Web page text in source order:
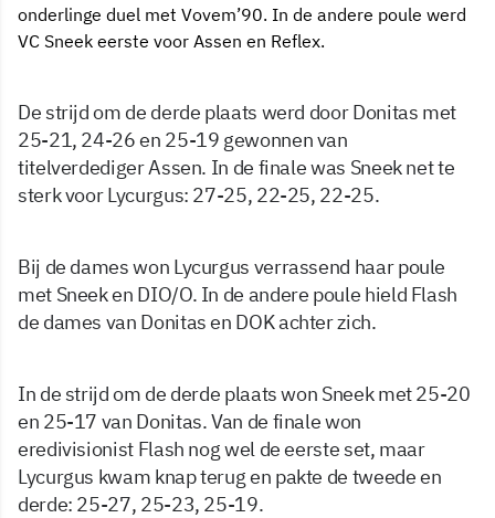
onderlinge duel met Vovem’90. In de andere poule werd
VC Sneek eerste voor Assen en Reflex.
De strijd om de derde plaats werd door Donitas met
25-21, 24-26 en 25-19 gewonnen van
titelverdediger Assen. In de finale was Sneek net te
sterk voor Lycurgus: 27-25, 22-25, 22-25.
Bij de dames won Lycurgus verrassend haar poule
met Sneek en DIO/O. In de andere poule hield Flash
de dames van Donitas en DOK achter zich.
In de strijd om de derde plaats won Sneek met 25-20
en 25-17 van Donitas. Van de finale won
eredivisionist Flash nog wel de eerste set, maar
Lycurgus kwam knap terug en pakte de tweede en
derde: 25-27, 25-23, 25-19.